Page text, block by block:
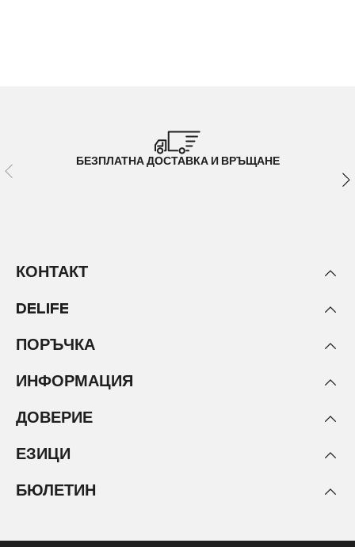
БЕЗПЛАТНА ДОСТАВКА И ВРЪЩАНЕ
КОНТАКТ
DELIFE
ПОРЪЧКА
ИНФОРМАЦИЯ
ДОВЕРИЕ
ЕЗИЦИ
БЮЛЕТИН